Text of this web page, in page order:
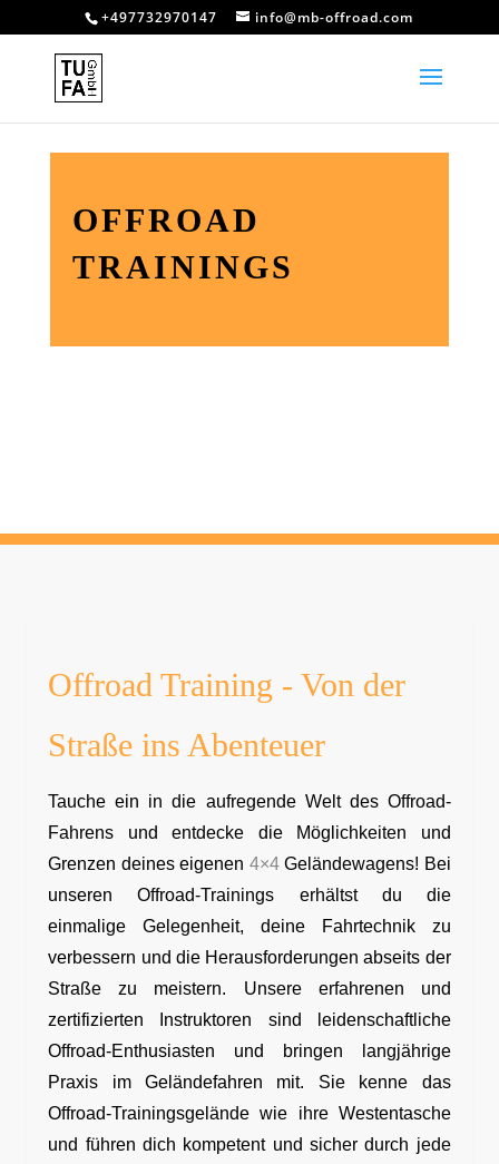
+497732970147 info@mb-offroad.com
OFFROAD
TRAININGS
Offroad Training - Von der
Straße ins Abenteuer
Tauche ein in die aufregende Welt des Offroad-
Fahrens und entdecke die Möglichkeiten und
Grenzen deines eigenen 4×4Geländewagens! Bei
unseren Offroad-Trainings erhältst du die
einmalige Gelegenheit, deine Fahrtechnik zu
verbessern und die Herausforderungen abseits der
Straße zu meistern. Unsere erfahrenen und
zertifizierten Instruktoren sind leidenschaftliche
Offroad-Enthusiasten und bringen langjährige
Praxis im Geländefahren mit. Sie kenne das
Offroad-Trainingsgelände wie ihre Westentasche
und führen dich kompetent und sicher durch jede